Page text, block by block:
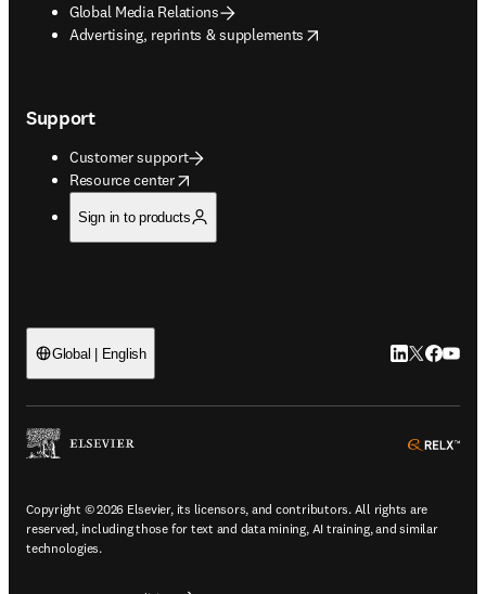
Global Media Relations
Advertising, reprints & supplements
opens in new tab/window
Support
Customer support
Resource center
opens in new tab/window
Sign in to products
Global | English LinkedIn
Twitter
Copyright © 2026 Elsevier, its licensors, and contributors. All rights are
reserved, including those for text and data mining, AI training, and similar
technologies.